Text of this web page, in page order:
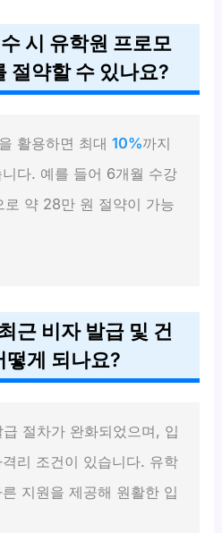
시 유학원 프로모
절약할 수 있나요?
활용하면 최대10%까지
다. 예를 들어 6개월 수강
약 28만 원 절약이 가능
근 비자 발급 및 건
떻게 되나요?
절차가 완화되었으며, 입
리 조건이 있습니다. 유학
지원을 제공해 원활한 입